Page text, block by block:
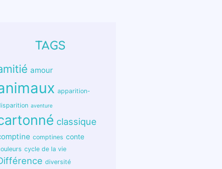
TAGS
amour
apparition-
aventure
classique
comptines conte
cycle de la vie
diversité